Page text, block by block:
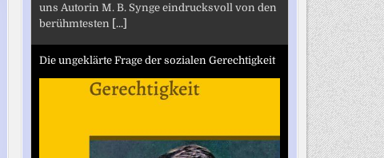
uns Autorin M. B. Synge eindrucksvoll von den
berühmtesten [...]
Die ungeklärte Frage der sozialen Gerechtigkeit